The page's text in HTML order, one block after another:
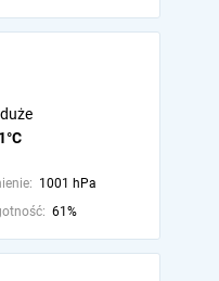
1001 hPa
61%